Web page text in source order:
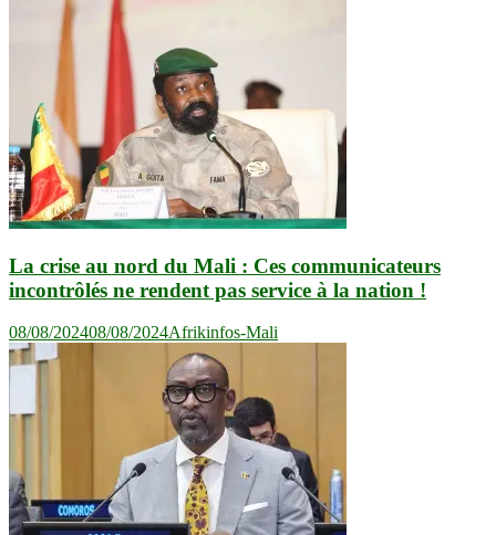
l’article
La crise au nord du Mali : Ces communicateurs
incontrôlés ne rendent pas service à la nation !
08/08/202408/08/2024Afrikinfos-Mali